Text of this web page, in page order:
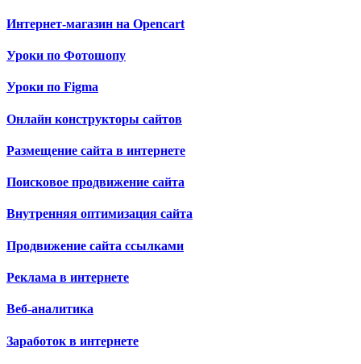
Интернет-магазин на Opencart
Уроки по Фотошопу
Уроки по Figma
Онлайн конструкторы сайтов
Размещение сайта в интернете
Поисковое продвижение сайта
Внутренняя оптимизация сайта
Продвижение сайта ссылками
Реклама в интернете
Веб-аналитика
Заработок в интернете